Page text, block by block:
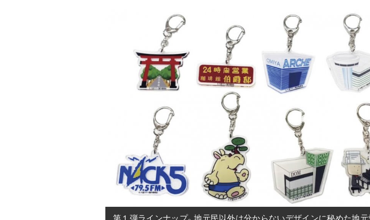
第１弾ラインナップ。地元民以外は分からないデザインに秘めた地